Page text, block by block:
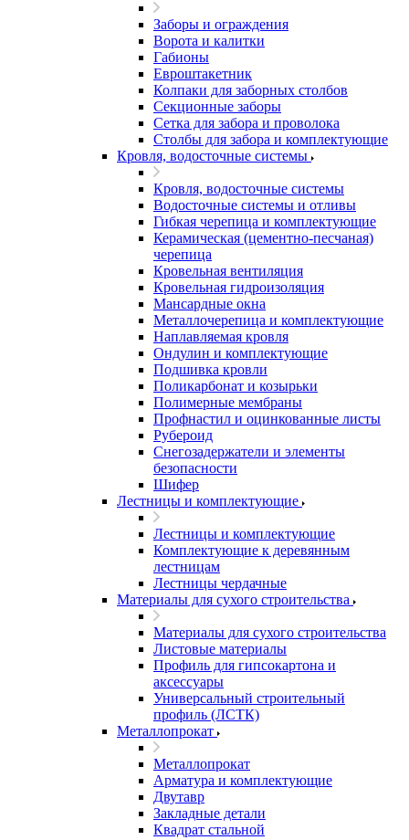
Заборы и ограждения
Ворота и калитки
Габионы
Евроштакетник
Колпаки для заборных столбов
Секционные заборы
Сетка для забора и проволока
Столбы для забора и комплектующие
Кровля, водосточные системы
Кровля, водосточные системы
Водосточные системы и отливы
Гибкая черепица и комплектующие
Керамическая (цементно-песчаная)
черепица
Кровельная вентиляция
Кровельная гидроизоляция
Мансардные окна
Металлочерепица и комплектующие
Наплавляемая кровля
Ондулин и комплектующие
Подшивка кровли
Поликарбонат и козырьки
Полимерные мембраны
Профнастил и оцинкованные листы
Рубероид
Снегозадержатели и элементы
безопасности
Шифер
Лестницы и комплектующие
Лестницы и комплектующие
Комплектующие к деревянным
лестницам
Лестницы чердачные
Материалы для сухого строительства
Материалы для сухого строительства
Листовые материалы
Профиль для гипсокартона и
аксессуары
Универсальный строительный
профиль (ЛСТК)
Металлопрокат
Металлопрокат
Арматура и комплектующие
Двутавр
Закладные детали
Квадрат стальной